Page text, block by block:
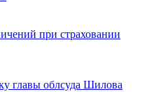
при страховании
главы облсуда Шилова